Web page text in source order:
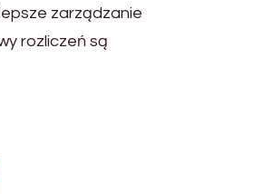
zarządzanie
rozliczeń są